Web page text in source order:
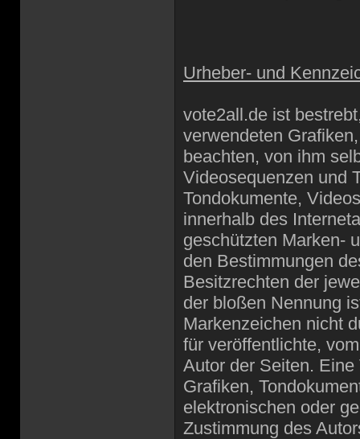
Urheber- und
vote2all.de ist
verwendeten
beachten, von ihm
Videosequenzen und
Tondokumente,
innerhalb des
geschützten Marken-
den Bestimmungen
Besitzrechten der
der bloßen Nennung
Markenzeichen nicht
für veröffentlichte,
Autor der Seiten.
Grafiken,
elektronischen oder
Zustimmung des